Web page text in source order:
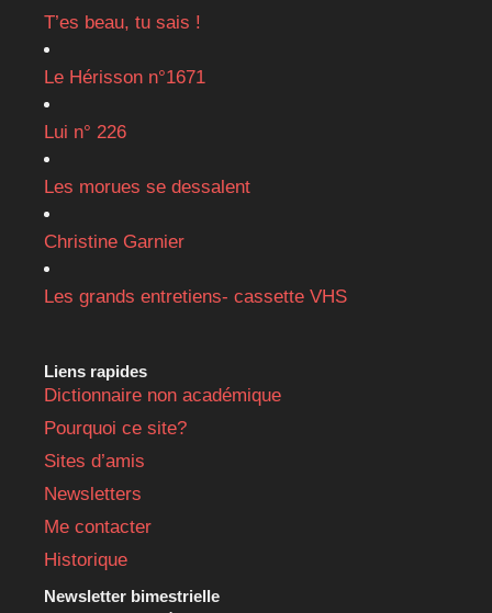
T’es beau, tu sais !
Le Hérisson n°1671
Lui n° 226
Les morues se dessalent
Christine Garnier
Les grands entretiens- cassette VHS
Liens rapides
Dictionnaire non académique
Pourquoi ce site?
Sites d’amis
Newsletters
Me contacter
Historique
Newsletter bimestrielle